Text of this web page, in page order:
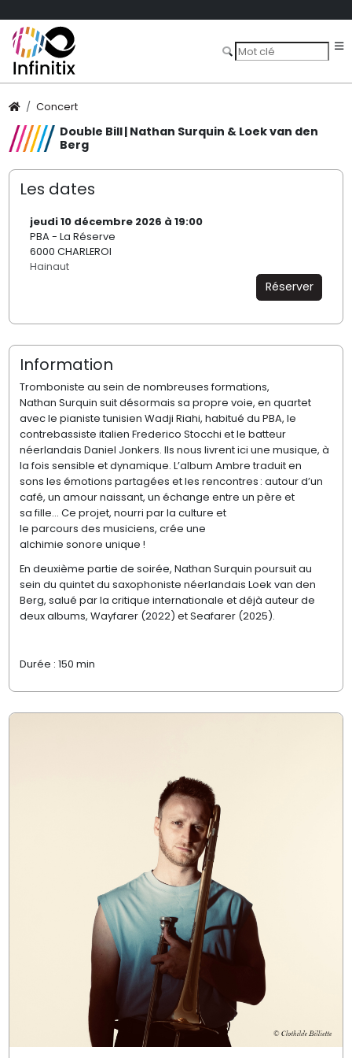
Concert
Double Bill | Nathan Surquin & Loek van den
Berg
Les dates
jeudi 10 décembre 2026 à 19:00
PBA - La Réserve
6000 CHARLEROI
Hainaut
Réserver
Information
Tromboniste au sein de nombreuses formations,
Nathan Surquin suit désormais sa propre voie, en quartet
avec le pianiste tunisien Wadji Riahi, habitué du PBA, le
contrebassiste italien Frederico Stocchi et le batteur
néerlandais Daniel Jonkers. Ils nous livrentici une musique, à
la fois sensible et dynamique. L’album Ambre traduit en
sons les émotions partagées etles rencontres : autour d’un
café, un amour naissant, un échange entre un père et
safille… Ce projet, nourri parla culture et
le parcours des musiciens, crée une
alchimie sonore unique !
En deuxième partie de soirée, Nathan Surquin poursuitau
sein du quintet du saxophoniste néerlandais Loek van den
Berg, salué par la critique internationale etdéjà auteur de
deux albums, Wayfarer(2022) etSeafarer(2025).
Durée : 150 min